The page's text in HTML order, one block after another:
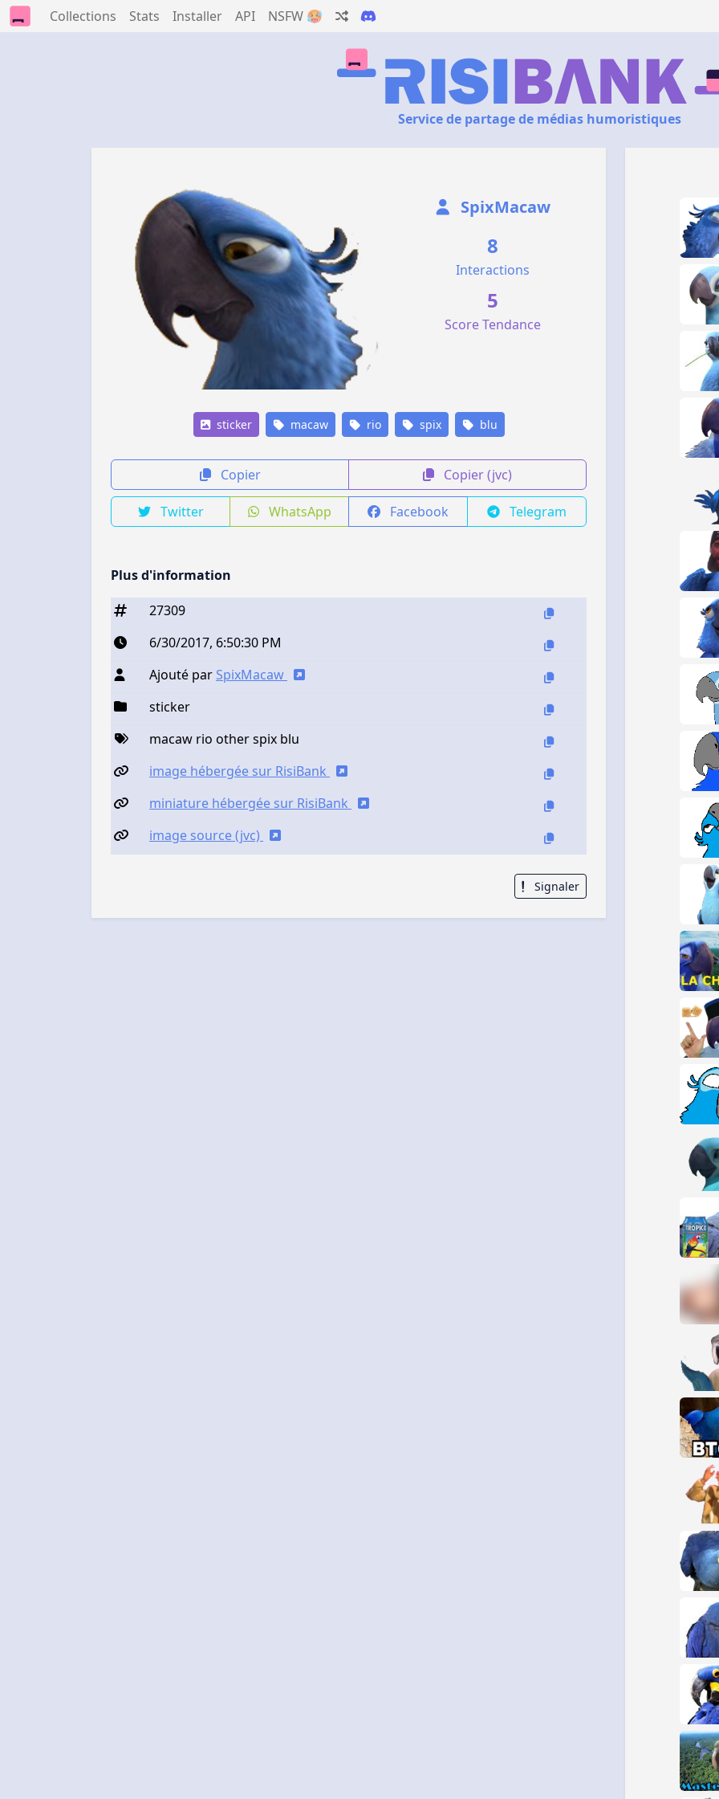
Collections Stats Installer API NSFW 🥵
Service de partage de médias humoristiques
SpixMacaw
8
Interactions
5
Score Tendance
sticker macaw rio spix blu
Copier Copier (jvc)
Twitter WhatsApp Facebook Telegram
Plus d'information
27309
6/30/2017, 6:50:30 PM
Ajouté par SpixMacaw
sticker
macaw rio other spix blu
image hébergée sur RisiBank
miniature hébergée sur RisiBank
image source (jvc)
Signaler